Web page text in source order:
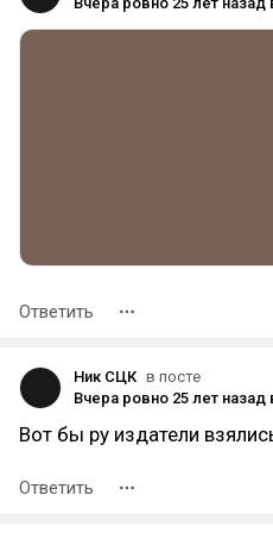
Ответить
Ник СЦК в посте
Вот бы ру издатели
Ответить